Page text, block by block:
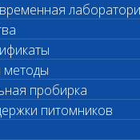
лаборатория
методы
пробирка
питомников